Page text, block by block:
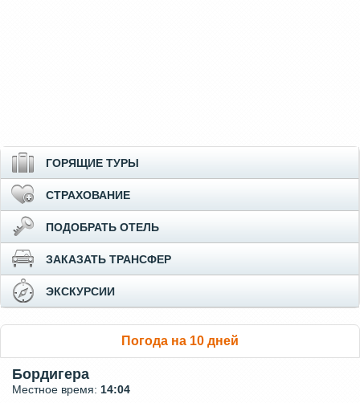
ГОРЯЩИЕ ТУРЫ
СТРАХОВАНИЕ
ПОДОБРАТЬ ОТЕЛЬ
ЗАКАЗАТЬ ТРАНСФЕР
ЭКСКУРСИИ
Погода на 10 дней
Бордигера
Местное время: 14:04